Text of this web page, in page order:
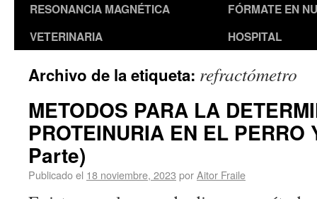
RESONANCIA MAGNÉTICA
VETERINARIA
FÓRMATE EN
HOSPITAL
Archivo de la etiqueta: refractómetro
METODOS PARA LA
PROTEINURIA EN EL PERRO
Parte)
Publicado el 18 noviembre, 2023 porAitor Fraile